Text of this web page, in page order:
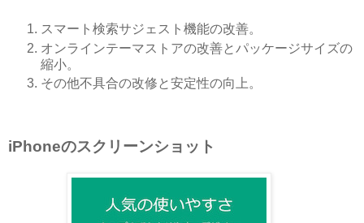
スマート検索サジェスト機能の改善。
オンラインテーマストアの改善とパッケージサイズの
縮小。
その他不具合の改修と安定性の向上。
iPhoneのスクリーンショット